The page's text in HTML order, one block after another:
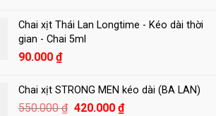
là:
450.000 ₫.
tại
Chai xịt Thái Lan Longtime - Kéo dài thời
gian - Chai 5ml
90.000 ₫
Chai xịt STRONG MEN kéo dài (BA LAN)
550.000₫ Giá
420.000 ₫Giá